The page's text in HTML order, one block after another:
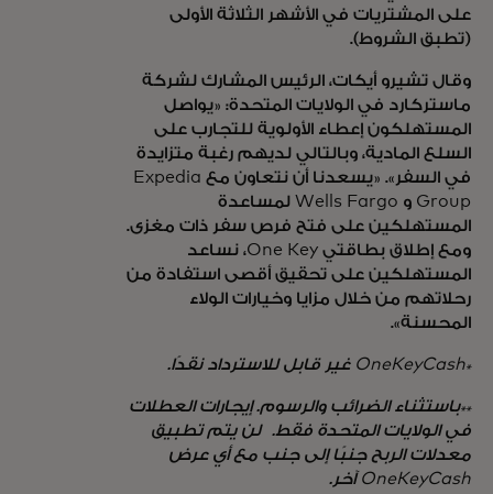
على المشتريات في الأشهر الثلاثة الأولى
(تطبق الشروط).
وقال تشيرو أيكات، الرئيس المشارك لشركة
ماستركارد في الولايات المتحدة: «يواصل
المستهلكون إعطاء الأولوية للتجارب على
السلع المادية، وبالتالي لديهم رغبة متزايدة
في السفر». «يسعدنا أن نتعاون مع Expedia
Group و Wells Fargo لمساعدة
المستهلكين على فتح فرص سفر ذات مغزى.
ومع إطلاق بطاقتي One Key، نساعد
المستهلكين على تحقيق أقصى استفادة من
رحلاتهم من خلال مزايا وخيارات الولاء
المحسنة».
*OneKeyCash غير قابل للاسترداد نقدًا.
**باستثناء الضرائب والرسوم. إيجارات العطلات
في الولايات المتحدة فقط. لن يتم تطبيق
معدلات الربح جنبًا إلى جنب مع أي عرض
OneKeyCash آخر.